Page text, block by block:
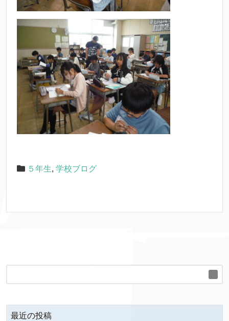
５年生, 学校ブログ
最近の投稿